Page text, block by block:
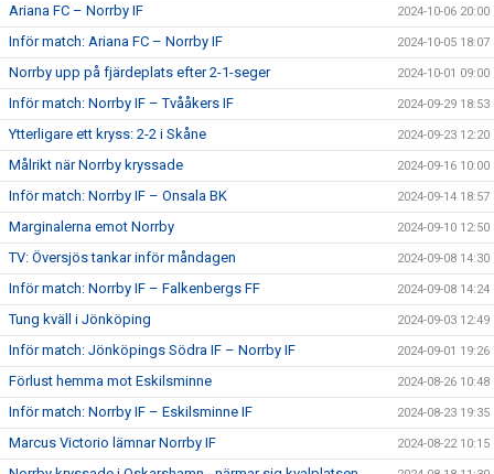
Ariana FC – Norrby IF 2024-10-06 20:00
Inför match: Ariana FC – Norrby IF 2024-10-05 18:07
Norrby upp på fjärdeplats efter 2-1-seger 2024-10-01 09:00
Inför match: Norrby IF – Tvååkers IF 2024-09-29 18:53
Ytterligare ett kryss: 2-2 i Skåne 2024-09-23 12:20
Målrikt när Norrby kryssade 2024-09-16 10:00
Inför match: Norrby IF – Onsala BK 2024-09-14 18:57
Marginalerna emot Norrby 2024-09-10 12:50
TV: Översjös tankar inför måndagen 2024-09-08 14:30
Inför match: Norrby IF – Falkenbergs FF 2024-09-08 14:24
Tung kväll i Jönköping 2024-09-03 12:49
Inför match: Jönköpings Södra IF – Norrby IF 2024-09-01 19:26
Förlust hemma mot Eskilsminne 2024-08-26 10:48
Inför match: Norrby IF – Eskilsminne IF 2024-08-23 19:35
Marcus Victorio lämnar Norrby IF 2024-08-22 10:15